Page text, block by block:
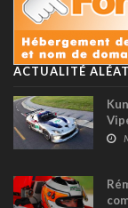
ACTUALITÉ